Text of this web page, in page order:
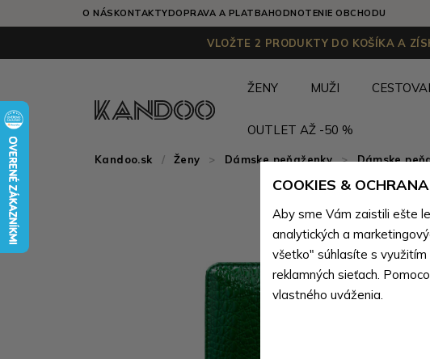
O NÁSKONTAKTYDOPRAVA A PLATBAHODNOTENIE OBCHODU
VLOŽTE 2 PRODUKTY DO KOŠÍKA A
ŽENY MUŽI
OUTLET AŽ -50 %
Kandoo.sk Ženy > Dámske peňaženky > Dámske
COOKIES &
Aby sme Vám zaistili ešte
analytických a
všetko" súhlasíte s
reklamných sieťach.
vlastného uváženia.